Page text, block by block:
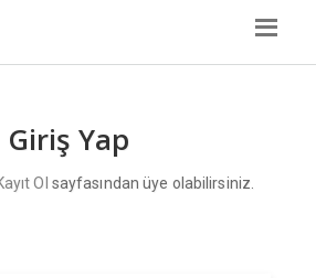
Giriş Yap
Ol sayfasından üye olabilirsiniz.